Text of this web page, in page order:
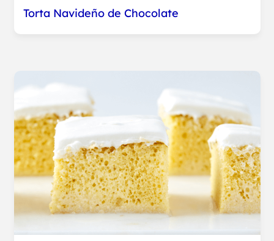
Torta Navideño de Chocolate